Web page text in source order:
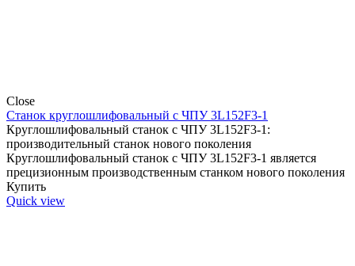
Close
Станок круглошлифовальный с ЧПУ 3L152F3-1
Круглошлифовальный станок с ЧПУ 3L152F3-1:
производительный станок нового поколения
Круглошлифовальный станок c ЧПУ 3L152F3-1 является
прецизионным производственным станком нового поколения
Купить
Quick view